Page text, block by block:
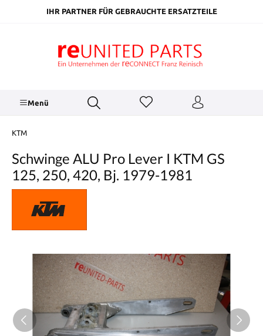
springenIHR PARTNER FÜR GEBRAUCHTE ERSATZTEILE
Menü
KTM
Schwinge ALU Pro Lever I KTM GS
125, 250, 420, Bj. 1979-1981